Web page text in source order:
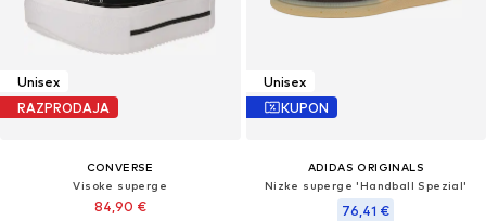
Unisex
RAZPRODAJA
CONVERSE
Visoke superge
84,90 €
Unisex
KUPON
ADIDAS ORIGINALS
Nizke superge 'Handball Spezial'
76,41 €